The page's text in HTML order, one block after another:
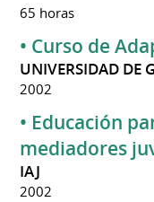
65 horas
• Curso de
UNIVERSIDAD DE
2002
• Educación
mediadores
IAJ
2002